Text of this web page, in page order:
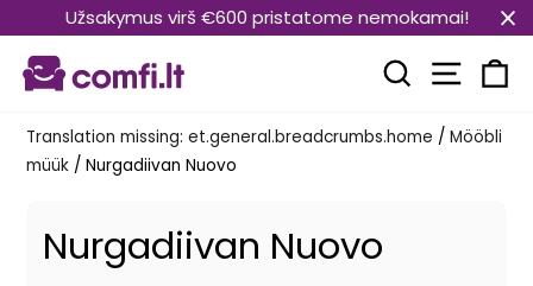
Translation
missing:
et.general.accessibility.skip_to_content
Užsakymus virš €600 pristatome nemokamai!
Translation
Translation missing: et.general.breadcrumbs.home / Mööbli
müük / Nurgadiivan Nuovo
Nurgadiivan Nuovo